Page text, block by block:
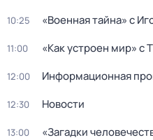
10:25 «Военная тайна» с
11:00 «Как устроен мир»
12:00 Информационная
12:30 Новости
13:00 «Загадки